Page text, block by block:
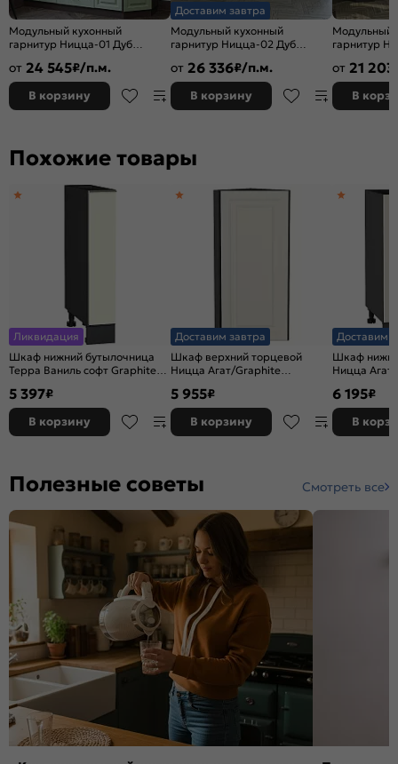
Модульный кухонный
гарнитур Ницца-01 Дуб
2140x1900x600
от 24 545₽/п.м.
В корзину
Доставим завтра
Модульный кухонный
гарнитур Ницца-02 Дуб
2140x3300x600
от 26 336₽/п.м.
В корзину
Модульный
гарнитур
2340x1890/
от 21 203
В
Похожие товары
Ликвидация
Шкаф нижний бутылочница
Терра Ваниль софт Graphite
5 397₽
В корзину
Доставим завтра
Шкаф верхний торцевой
Ницца Агат/Graphite
5 955₽
В корзину
Доставим
Шкаф
Ницца
6 195₽
В
Полезные советы Смотреть все